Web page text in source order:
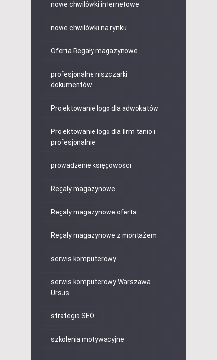
nowe chwilówki internetowe
nowe chwilówki na rynku
Oferta Regały magazynowe
profesjonalne niszczarki
dokumentów
Projektowanie logo dla adwokatów
Projektowanie logo dla firm tanio i
profesjonalnie
prowadzenie księgowości
Regały magazynowe
Regały magazynowe oferta
Regały magazynowe z montażem
serwis komputerowy
serwis komputerowy Warszawa
Ursus
strategia SEO
szkolenia motywacyjne